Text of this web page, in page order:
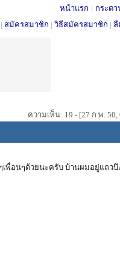
หน้าแรก | กระดา
| สมัครสมาชิก | วิธีสมัครสมาชิก |
ความเห็น: 19 - [27 ก.พ. 50,
พื่อนๆด้วยนะครับ บ้านผมอยู่แถว